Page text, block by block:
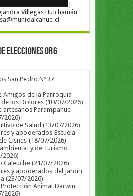
Villegas Huichamán
ELECCIONES ORG
San Pedro N°37
Amigos de la Parroquia
los Dolores (10/07/2026)
artesanos Parampahue
2026)
de Salud (13/07/2026)
y apoderados Escuela
Cisnes (18/07/2026)
y de Turismo
2026)
Caleuche (21/07/2026)
y apoderados del Jardín
(23/07/2026)
Animal Darwin
2026)